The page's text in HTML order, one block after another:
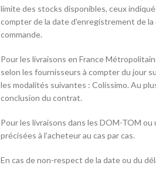
limite des stocks disponibles, ceux
compter de la date d'enregistrement de la
commande.
Pour les livraisons en France
selon les fournisseurs à compter du jour
les modalités suivantes : Colissimo. Au
conclusion du contrat.
Pour les livraisons dans les DOM-TOM
précisées à l’acheteur au cas par cas.
En cas de non-respect de la date ou du